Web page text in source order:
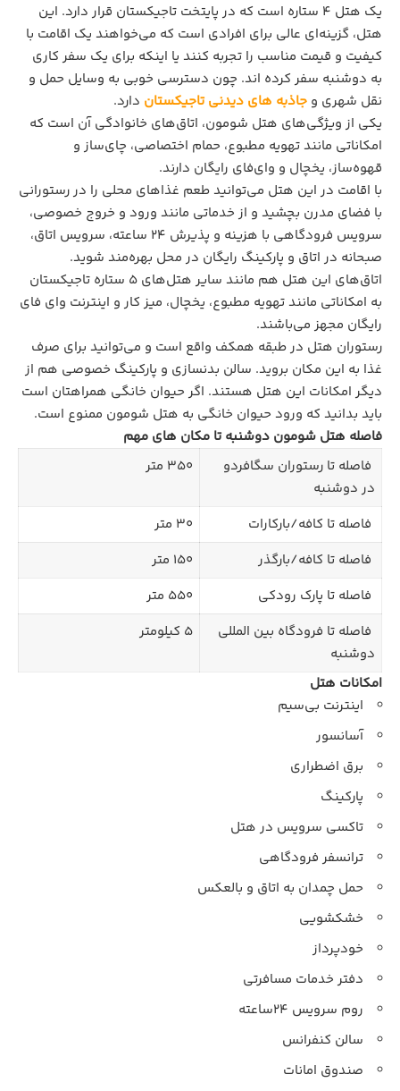
یک هتل ۴ ستاره است که در پایتخت تاجیکستان قرار دارد. این
هتل، گزینه‌ای عالی برای افرادی است که می‌خواهند یک اقامت با
کیفیت و قیمت مناسب را تجربه کنند یا اینکه برای یک سفر کاری
به دوشنبه سفر کرده اند. چون دسترسی خوبی به وسایل حمل و
نقل شهری و جاذبه‌ های دیدنی تاجیکستان دارد.
یکی از ویژگی‌های هتل شومون، اتاق‌های خانوادگی آن است که
امکاناتی مانند تهویه مطبوع، حمام اختصاصی، چای‌ساز و
قهوه‌ساز، یخچال و وای‌فای رایگان دارند.
با اقامت در این هتل می‌توانید طعم غذاهای محلی را در رستورانی
با فضای مدرن بچشید و از خدماتی مانند ورود و خروج خصوصی،
سرویس فرودگاهی با هزینه و پذیرش ۲۴ ساعته، سرویس اتاق،
صبحانه در اتاق و پارکینگ رایگان در محل بهره‌مند شوید.
اتاق‌های این هتل هم مانند سایر هتل‌های ۵ ستاره تاجیکستان
به امکاناتی مانند تهویه مطبوع، یخچال، میز کار و اینترنت وای فای
رایگان مجهز می‌باشند.
رستوران هتل در طبقه همکف واقع است و می‌توانید برای صرف
غذا به این مکان بروید. سالن بدنسازی و پارکینگ خصوصی هم از
دیگر امکانات این هتل هستند. اگر حیوان خانگی همراهتان است
باید بدانید که ورود حیوان خانگی به هتل شومون ممنوع است.
فاصله هتل شومون دوشنبه تا مکان های مهم
فاصله تا رستوران سگافردو
در دوشنبه
۳۵۰ متر
فاصله تا کافه/بارکارات
۳۰ متر
فاصله تا کافه/بارگذر
۱۵۰ متر
فاصله تا پارک رودکی
۵۵۰ متر
فاصله تا فرودگاه بین المللی
دوشنبه
۵ کیلومتر
امکانات هتل
اینترنت بی‌سیم
آسانسور
برق اضطراری
پارکینگ
تاکسی سرویس در هتل
ترانسفر فرودگاهی
حمل چمدان به اتاق و بالعکس
خشکشویی
خودپرداز
دفتر خدمات مسافرتی
روم سرویس ۲۴ساعته
سالن کنفرانس
صندوق امانات